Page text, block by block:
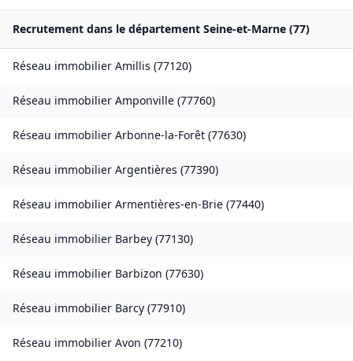
Recrutement dans le département Seine-et-Marne (77)
Réseau immobilier Amillis (77120)
Réseau immobilier Amponville (77760)
Réseau immobilier Arbonne-la-Forêt (77630)
Réseau immobilier Argentières (77390)
Réseau immobilier Armentières-en-Brie (77440)
Réseau immobilier Barbey (77130)
Réseau immobilier Barbizon (77630)
Réseau immobilier Barcy (77910)
Réseau immobilier Avon (77210)